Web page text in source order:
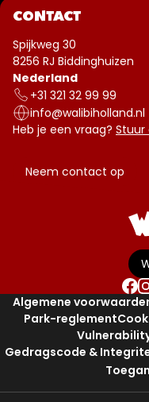
CONTACT
Spijkweg 30
8256 RJ Biddinghuizen
Nederland
+31 321 32 99 99
info@walibiholland.nl
Heb je een vraag? Stuur
Neem contact op
Algemene
Park-reglement
Gedragscode &